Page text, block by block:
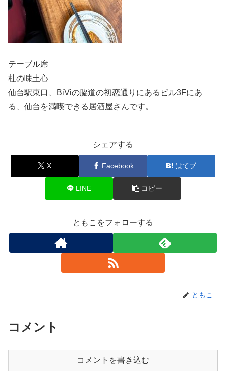
テーブル席
杜の味土心
仙台駅東口、BiViの脇道の初恋通りにあるビル3Fにあ
る、仙台を満喫できる居酒屋さんです。
シェアする
X Facebook はてブ
LINE コピー
ともこをフォローする
ともこ
コメント
コメントを書き込む